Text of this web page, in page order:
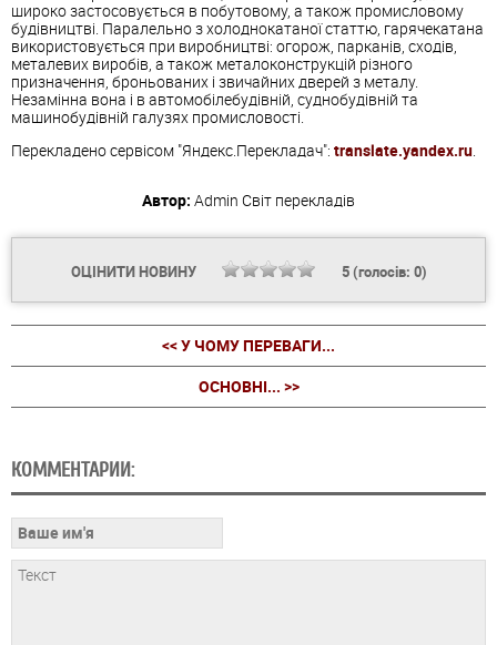
широко застосовується в побутовому, а також промисловому
будівництві. Паралельно з холоднокатаної статтю, гарячекатана
використовується при виробництві: огорож, парканів, сходів,
металевих виробів, а також металоконструкцій різного
призначення, броньованих і звичайних дверей з металу.
Незамінна вона і в автомобілебудівній, суднобудівній та
машинобудівній галузях промисловості.
Перекладено сервісом "Яндекс.Перекладач": translate.yandex.ru.
Автор: Admin Світ перекладів
ОЦІНИТИ НОВИНУ 5(голосів: 0)
<< У ЧОМУ ПЕРЕВАГИ...
ОСНОВНІ... >>
КОММЕНТАРИИ: